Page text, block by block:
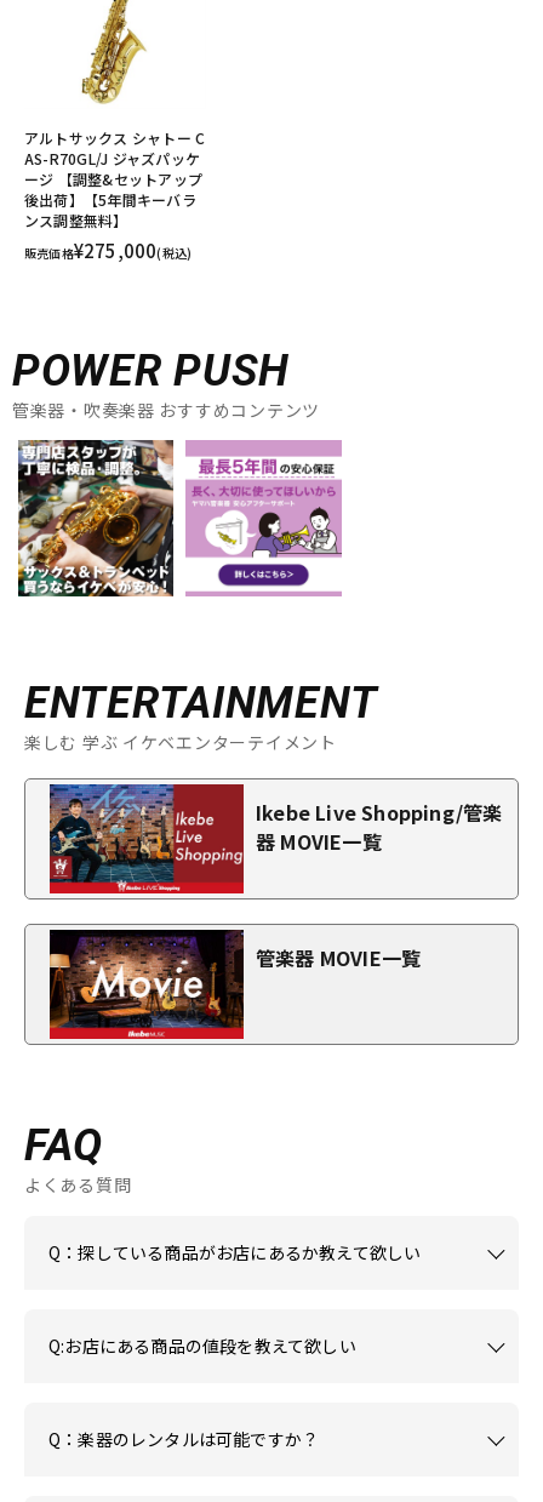
アルトサックス シャトー C
AS-R70GL/J ジャズパッケ
ージ 【調整&セットアップ
後出荷】【5年間キーバラ
ンス調整無料】
販売価格¥275,000(税込)
POWER PUSH
管楽器・吹奏楽器 おすすめコンテンツ
ENTERTAINMENT
楽しむ 学ぶ イケベエンターテイメント
Ikebe Live Shopping/管楽
器 MOVIE一覧
管楽器 MOVIE一覧
FAQ
よくある質問
Q：探している商品がお店にあるか教えて欲しい
Q:お店にある商品の値段を教えて欲しい
Q：楽器のレンタルは可能ですか？